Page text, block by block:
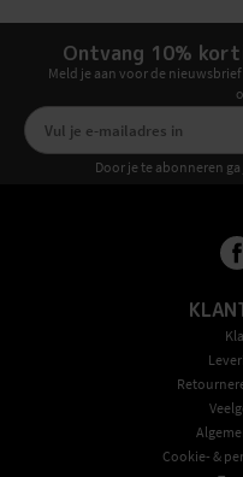
Ontvang 10%
Meld je aan voor de
Door je te abonneren
Cookie- &